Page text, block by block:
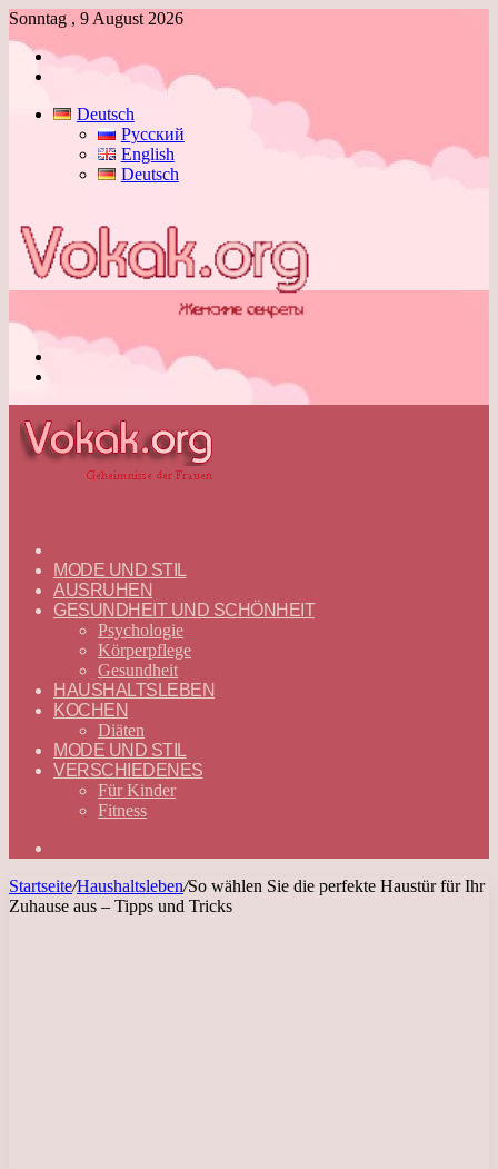
Sonntag , 9 August 2026
Anmelden
Deutsch
Русский
English
Deutsch
—
DEUTSCH
MODE UND STIL
AUSRUHEN
GESUNDHEIT UND SCHÖNHEIT
Psychologie
Körperpflege
Gesundheit
HAUSHALTSLEBEN
KOCHEN
Diäten
MODE UND STIL
VERSCHIEDENES
Für Kinder
Fitness
Startseite/Haushaltsleben/So wählen Sie die perfekte Haustür für Ihr
Zuhause aus – Tipps und Tricks